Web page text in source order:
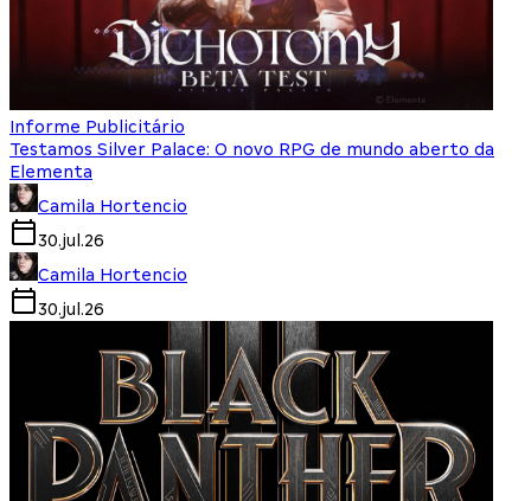
Informe Publicitário
Testamos Silver Palace: O novo RPG de mundo aberto da
Elementa
Camila Hortencio
30.jul.26
Camila Hortencio
30.jul.26